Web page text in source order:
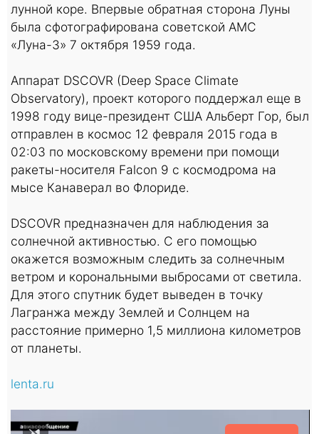
лунной коре. Впервые обратная сторона Луны
была сфотографирована советской АМС
«Луна-3» 7 октября 1959 года.
Аппарат DSCOVR (Deep Space Climate
Observatory), проект которого поддержал еще в
1998 году вице-президент США Альберт Гор, был
отправлен в космос 12 февраля 2015 года в
02:03 по московскому времени при помощи
ракеты-носителя Falcon 9 с космодрома на
мысе Канаверал во Флориде.
DSCOVR предназначен для наблюдения за
солнечной активностью. С его помощью
окажется возможным следить за солнечным
ветром и корональными выбросами от светила.
Для этого спутник будет выведен в точку
Лагранжа между Землей и Солнцем на
расстояние примерно 1,5 миллиона километров
от планеты.
lenta.ru